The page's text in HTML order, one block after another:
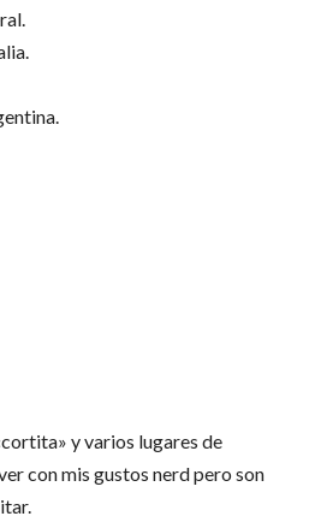
y varios lugares de
con mis gustos nerd pero son